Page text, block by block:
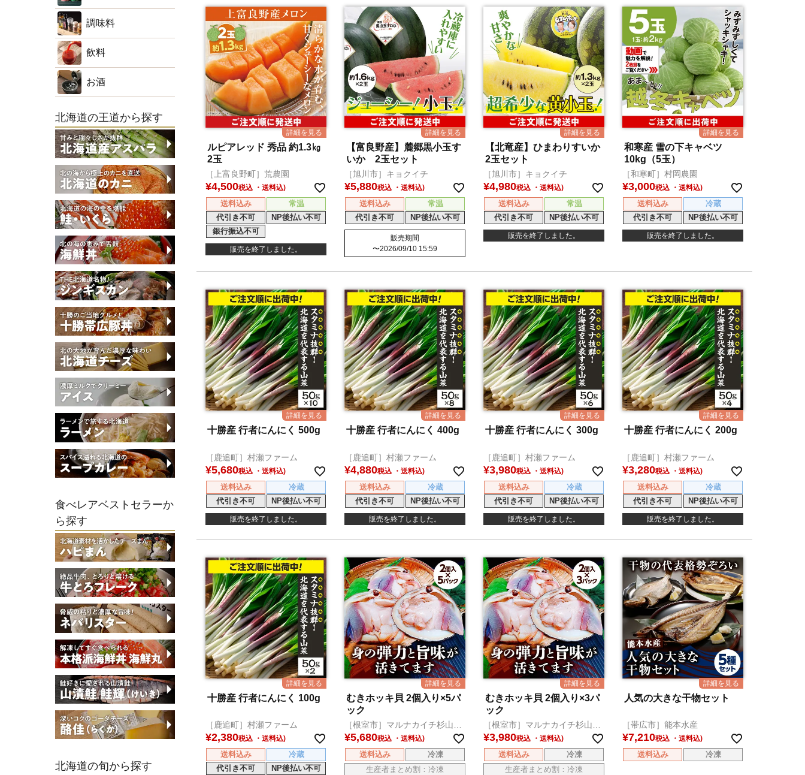
調味料
飲料
お酒
北海道の王道から探す
食べレアベストセラーか
ら探す
北海道の旬から探す
ルピアレッド 秀品 約1.3㎏
2玉
［上富良野町］荒農園
¥4,500税込
送料込み
常温
代引き不可
NP後払い不可
銀行振込不可
販売を終了しました。
【富良野産】麓郷黒小玉す
いか 2玉セット
［旭川市］キョクイチ
¥5,880税込
送料込み
常温
代引き不可
NP後払い不可
販売期間
〜2026/09/10 15:59
【北竜産】ひまわりすいか
2玉セット
［旭川市］キョクイチ
¥4,980税込
送料込み
常温
代引き不可
NP後払い不可
販売を終了しました。
和寒産 雪の下キャベツ
10kg（5玉）
［和寒町］村岡農園
¥3,000税込
送料込み
冷蔵
代引き不可
NP後払い不可
販売を終了しました。
十勝産 行者にんにく 500g
［鹿追町］村瀬ファーム
¥5,680税込
送料込み
冷蔵
代引き不可
NP後払い不可
販売を終了しました。
十勝産 行者にんにく 400g
［鹿追町］村瀬ファーム
¥4,880税込
送料込み
冷蔵
代引き不可
NP後払い不可
販売を終了しました。
十勝産 行者にんにく 300g
［鹿追町］村瀬ファーム
¥3,980税込
送料込み
冷蔵
代引き不可
NP後払い不可
販売を終了しました。
十勝産 行者にんにく 200g
［鹿追町］村瀬ファーム
¥3,280税込
送料込み
冷蔵
代引き不可
NP後払い不可
販売を終了しました。
十勝産 行者にんにく 100g
［鹿追町］村瀬ファーム
¥2,380税込
送料込み
冷蔵
代引き不可
NP後払い不可
むきホッキ貝 2個入り×5パ
ック
［根室市］マルナカイチ杉山水
産
¥5,680税込
送料込み
冷凍
生産者まとめ割：冷凍
むきホッキ貝 2個入り×3パ
ック
［根室市］マルナカイチ杉山水
産
¥3,980税込
送料込み
冷凍
生産者まとめ割：冷凍
人気の大きな干物セット
［帯広市］能本水産
¥7,210税込
送料込み 冷凍